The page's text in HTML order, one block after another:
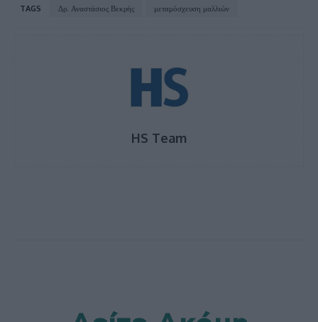
TAGS Δρ. Αναστάσιος Βεκρής μεταμόσχευση μαλλιών
HS Team